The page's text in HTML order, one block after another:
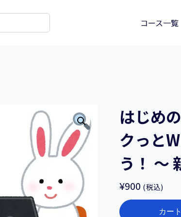
コース一覧
はじめ
クっと
う！ ～
¥900 (税込)
は
カー